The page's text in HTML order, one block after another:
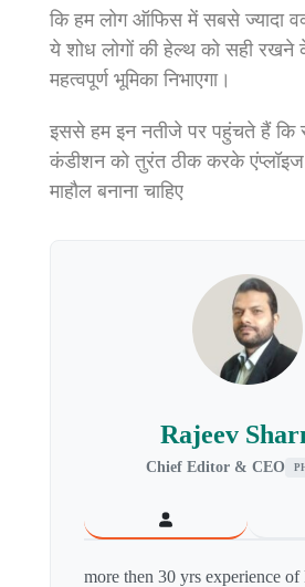
कि हम लोग ऑफिस में सबसे ज्यादा
ये शोध लोगों की हेल्थ को सही रखने
महत्वपूर्ण भूमिका निभाएगा।
इससे हम इन नतीजे पर पहुंचते हैं कि
कंडीशन को तुरंत ठीक करके
माहौल बनाना चाहिए
Rajeev
Chief Editor & CEO
more then 30 yrs experience of